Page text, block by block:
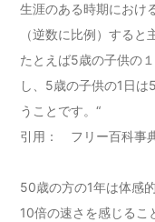
生涯のある時期におけ
（逆数に比例）すると
たとえば5歳の子供の
し、5歳の子供の1日
うことです。“
引用： フリー百科事
50歳の方の1年は体感
10倍の速さを感じるこ